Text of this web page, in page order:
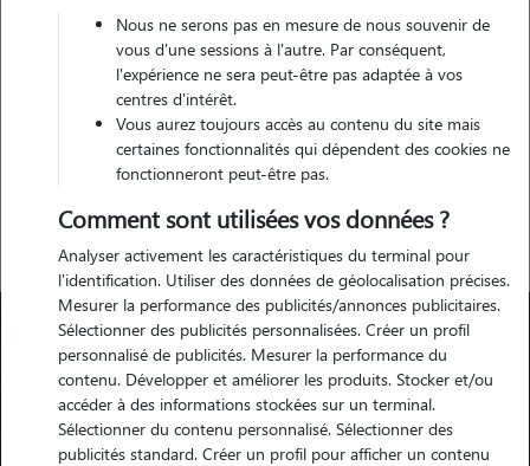
Ce pet sitter n'existe pas/plus sur notre site. Merci de
renouveler votre recherche.
Animaute
Garde Chien
Nous ne serons pas en mesure de nous souvenir de
vous d'une sessions à l'autre. Par conséquent,
l'expérience ne sera peut-être pas adaptée à vos
centres d'intérêt.
Vous aurez toujours accès au contenu du site mais
certaines fonctionnalités qui dépendent des cookies ne
fonctionneront peut-être pas.
Comment sont utilisées vos données ?
Analyser activement les caractéristiques du terminal pour
l'identification. Utiliser des données de géolocalisation précises.
Mesurer la performance des publicités/annonces publicitaires.
Sélectionner des publicités personnalisées. Créer un profil
personnalisé de publicités. Mesurer la performance du
contenu. Développer et améliorer les produits. Stocker et/ou
accéder à des informations stockées sur un terminal.
Sélectionner du contenu personnalisé. Sélectionner des
publicités standard. Créer un profil pour afficher un contenu